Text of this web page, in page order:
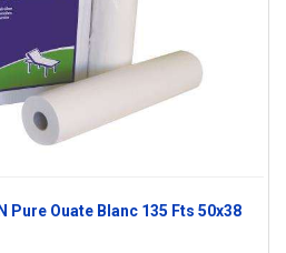
Pure Ouate Blanc 135 Fts 50x38